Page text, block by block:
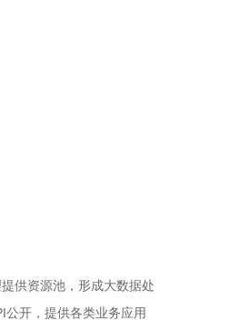
供资源池，形成大数据处
公开，提供各类业务应用